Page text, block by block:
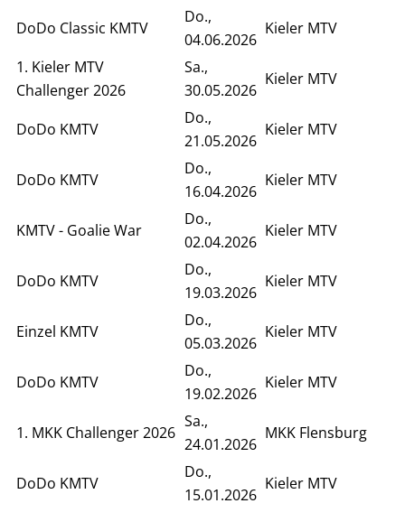
DoDo Classic KMTV
Do.,
04.06.2026
Kieler MTV
1. Kieler MTV
Challenger 2026
Sa.,
30.05.2026
Kieler MTV
DoDo KMTV
Do.,
21.05.2026
Kieler MTV
DoDo KMTV
Do.,
16.04.2026
Kieler MTV
KMTV - Goalie War
Do.,
02.04.2026
Kieler MTV
DoDo KMTV
Do.,
19.03.2026
Kieler MTV
Einzel KMTV
Do.,
05.03.2026
Kieler MTV
DoDo KMTV
Do.,
19.02.2026
Kieler MTV
1. MKK Challenger 2026
Sa.,
24.01.2026
MKK Flensburg
DoDo KMTV
Do.,
15.01.2026
Kieler MTV